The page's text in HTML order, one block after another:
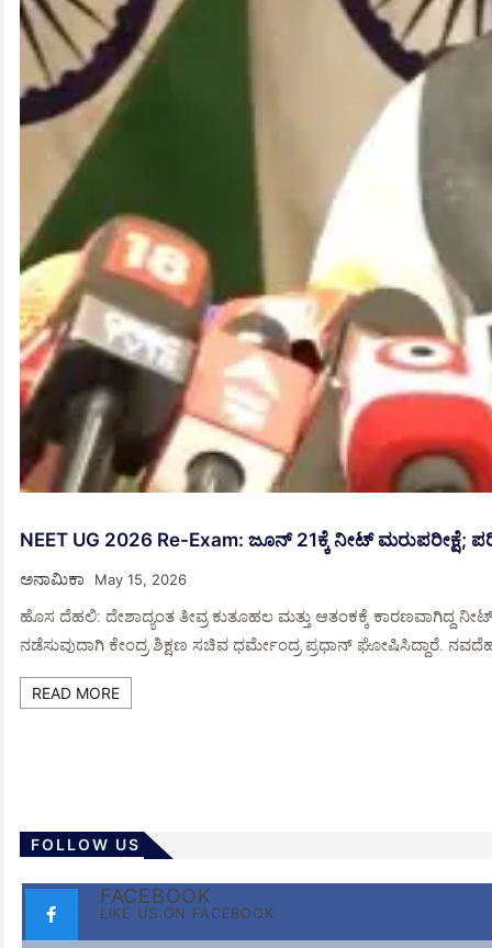
NEET UG 2026 Re-Exam: ಜೂನ್ 21ಕ್ಕೆ ನೀಟ್ ಮರುಪರೀಕ್ಷೆ;
ಅನಾಮಿಕಾ May 15, 2026
ಹೊಸ ದೆಹಲಿ: ದೇಶಾದ್ಯಂತ ತೀವ್ರ ಕುತೂಹಲ ಮತ್ತು ಆತಂಕಕ್ಕೆ ಕಾರಣವಾಗಿದ್ದ
ನಡೆಸುವುದಾಗಿ ಕೇಂದ್ರ ಶಿಕ್ಷಣ ಸಚಿವ ಧರ್ಮೇಂದ್ರ ಪ್ರಧಾನ್ ಘೋಷಿಸಿದ್ದಾರೆ.
READ MORE
FOLLOW US
FACEBOOK
LIKE US ON FACEBOOK